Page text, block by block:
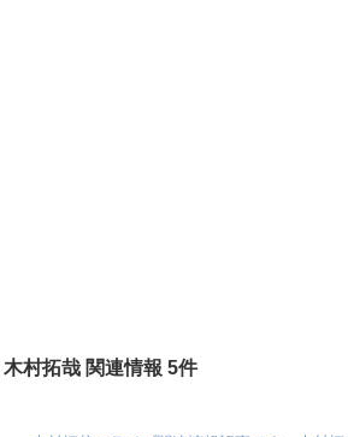
木村拓哉 関連情報 5件